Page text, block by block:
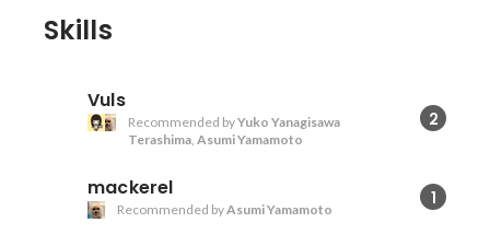
Skills
Vuls
2
Recommended byYuko Yanagisawa
Terashima, Asumi Yamamoto
mackerel 1
Recommended byAsumi Yamamoto